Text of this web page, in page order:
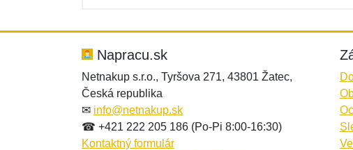
Správa*
Správa*
Napracu.sk
Netnakup s.r.o., Tyršova 271, 43801 Žatec,
Česká republika
✉ info@netnakup.sk
☎ +421 222 205 186 (Po-Pi 8:00-16:30)
Kontaktný formulár